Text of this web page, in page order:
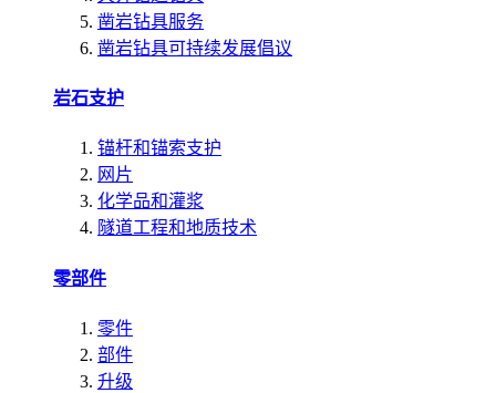
凿岩钻具服务
凿岩钻具可持续发展倡议
岩石支护
锚杆和锚索支护
网片
化学品和灌浆
隧道工程和地质技术
零部件
零件
部件
升级